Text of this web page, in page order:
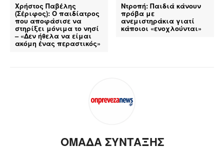
Χρήστος Παβέλης
(Σέριφος): Ο παιδίατρος
που αποφάσισε να
στηρίξει μόνιμα το νησί
– «Δεν ήθελα να είμαι
ακόμη ένας περαστικός»
Ντροπή: Παιδιά κάνουν
πρόβα με
ανεμιστηράκια γιατί
κάποιοι «ενοχλούνται»
ΟΜΑΔΑ ΣΥΝΤΑΞΗΣ